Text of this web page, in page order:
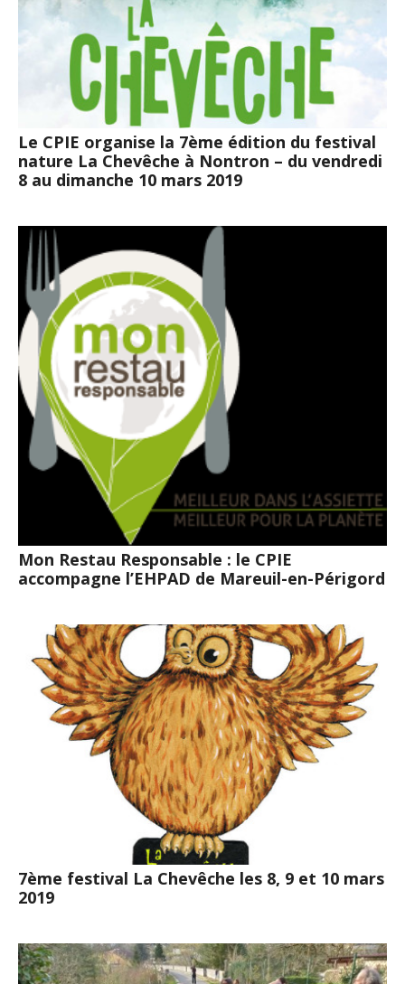
Le CPIE organise la 7ème édition du festival
nature La Chevêche à Nontron – du vendredi
8 au dimanche 10 mars 2019
Mon Restau Responsable : le CPIE
accompagne l’EHPAD de Mareuil-en-Périgord
7ème festival La Chevêche les 8, 9 et 10 mars
2019